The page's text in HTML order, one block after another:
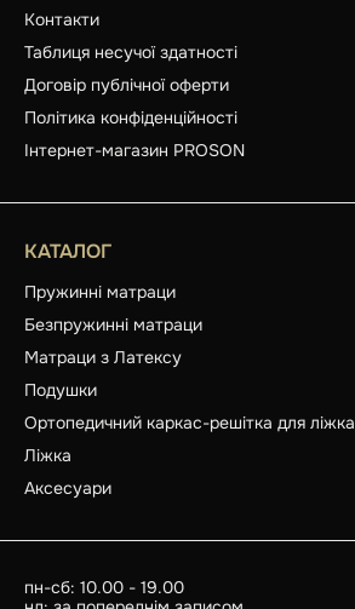
Контакти
Таблиця несучої здатності
Договір публічної оферти
Політика конфіденційності
Інтернет-магазин PROSON
КАТАЛОГ
Пружинні матраци
Безпружинні матраци
Матраци з Латексу
Подушки
Ортопедичний каркас-решітка для ліжка
Ліжка
Аксесуари
пн-сб: 10.00 - 19.00